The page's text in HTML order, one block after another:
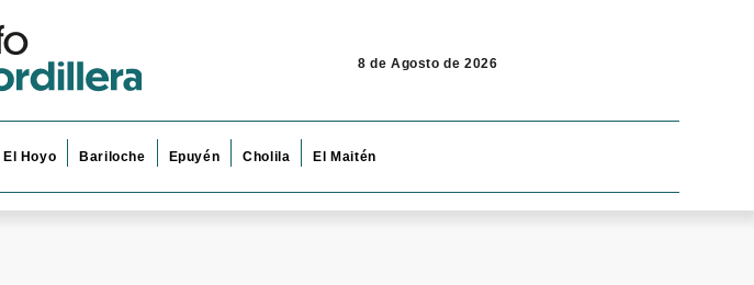
8 de Agosto de 2026
El Hoyo Bariloche Epuyén Cholila El Maitén